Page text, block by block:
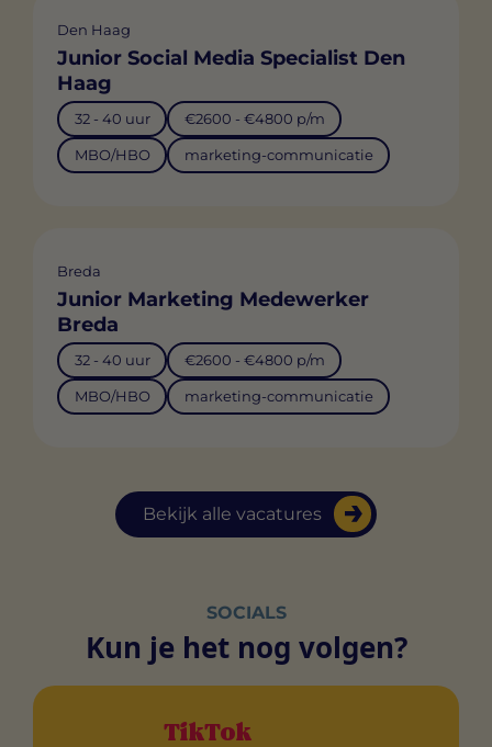
Bekijk alle vacatures
Den Haag
Junior Social Media Specialist Den
Haag
32 - 40 uur €2600 - €4800 p/m
MBO/HBO marketing-communicatie
Breda
Junior Marketing Medewerker
Breda
32 - 40 uur €2600 - €4800 p/m
MBO/HBO marketing-communicatie
SOCIALS
Kun je het nog volgen?
TikTok